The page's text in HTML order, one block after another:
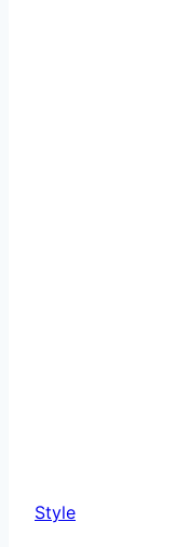
Style